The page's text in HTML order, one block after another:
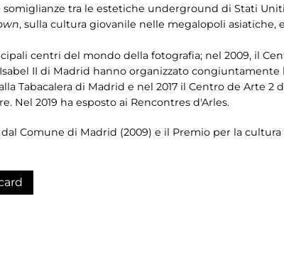
somiglianze tra le estetiche underground di Stati
, sulla cultura giovanile nelle megalopoli asiatiche, e
centri del mondo della fotografia; nel 2009, il
II di Madrid hanno organizzato
Tabacalera di Madrid e nel 2017 il Centro de Arte
Nel 2019 ha esposto ai Rencontres d'Arles.
Comune di Madrid (2009) e il Premio per la